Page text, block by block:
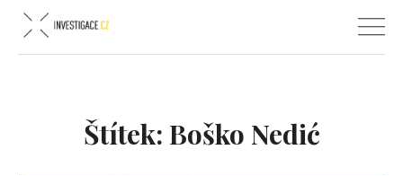
Štítek: Boško Nedić